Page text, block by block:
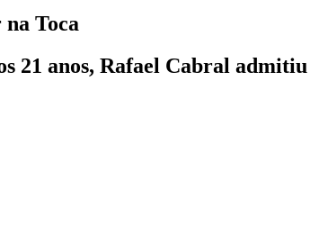
Toca
21 anos, Rafael Cabral